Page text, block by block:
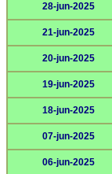
28-jun-2025
21-jun-2025
20-jun-2025
19-jun-2025
18-jun-2025
07-jun-2025
06-jun-2025